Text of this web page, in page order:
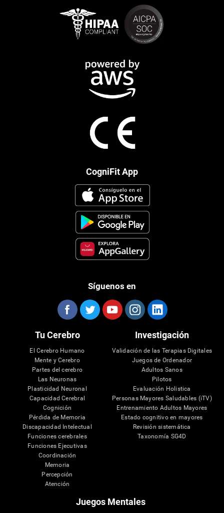
CogniFit App
Síguenos en
Tu Cerebro
El Cerebro Humano
Mente y Cerebro
Partes del cerebro
Las Neuronas
Plasticidad Neuronal
Capacidad Cerebral
Cognición
Pérdida de Memoria
Discapacidad Intelectual
Funciones cerebrales
Funciones Ejecutivas
Coordinación
Memoria
Percepción
Atención
Investigación
Validación de las Terapias Digitales
Juegos de Ordenador
Adultos Sanos
Pilotos
Evaluación Holistica
Personas Mayores Saludables (iTV)
Entrenamiento Adultos Mayores
Estado cognitivo en mayores
Revisión sistemática
Taxonomía SG4D
Juegos Mentales